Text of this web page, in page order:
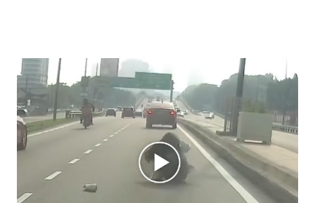
hiburan di kawasan berkenaan. Seorang mangsa disahkan
meninggal dunia di lokasi kejadian akibat terkena tembakan,
manakala seorang lagi mangsa mengalami kecederaan.
Turut dipercayai terdapat seorang lagi individu cedera
namun identitinya masih belum dikenal pasti selepas dibawa
keluar dari lokasi oleh kenalannya. Polis kini sedang giat
mengesan dua suspek yang masih bebas bagi membantu